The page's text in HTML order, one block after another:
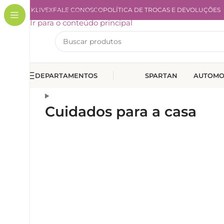
Ir para a navegação
Ir para o conteúdo principal
A KLIVEXFALE CONOSCOPOLÍTICA DE TROCAS E DEVOLUÇÕES
DEPARTAMENTOS SPARTAN
Cuidados para a casa